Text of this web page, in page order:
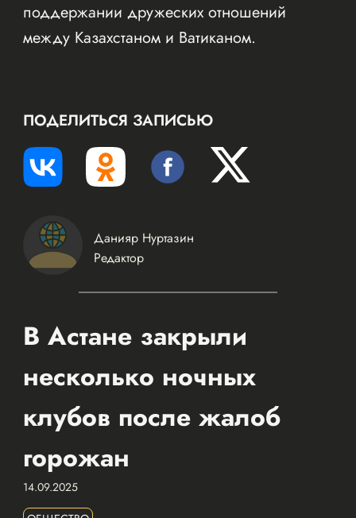
поддержании дружеских отношений
между Казахстаном и Ватиканом.
ПОДЕЛИТЬСЯ ЗАПИСЬЮ
Данияр Нуртазин
Редактор
В Астане закрыли
несколько ночных
клубов после жалоб
горожан
14.09.2025